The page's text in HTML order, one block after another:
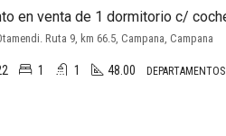
Ruta 9, km 66.5, Campana, Campana
1 1 48.00 DEPARTAMENTOS